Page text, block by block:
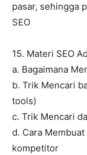
pasar, sehingga
SEO
15. Materi SEO
a. Bagaimana
b. Trik Mencari
tools)
c. Trik Mencari
d. Cara
kompetitor